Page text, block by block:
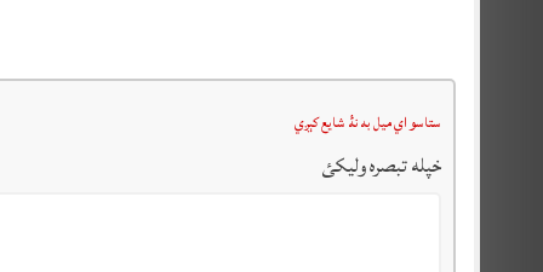
ستاسو اي ميل به نۀ شايع کېږي
خپله تبصرہ وليکئ